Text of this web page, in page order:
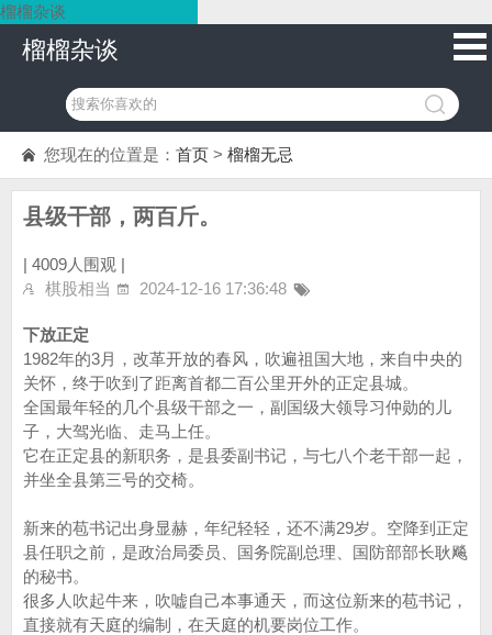
榴榴杂谈
榴榴杂谈
您现在的位置是： 首页 > 榴榴无忌
县级干部，两百斤。
| 4009人围观 |
棋股相当
2024-12-16 17:36:48
下放正定
1982年的3月，改革开放的春风，吹遍祖国大地，来自中央的
关怀，终于吹到了距离首都二百公里开外的正定县城。
全国最年轻的几个县级干部之一，副国级大领导习仲勋的儿
子，大驾光临、走马上任。
它在正定县的新职务，是县委副书记，与七八个老干部一起，
并坐全县第三号的交椅。
新来的苞书记出身显赫，年纪轻轻，还不满29岁。空降到正定
县任职之前，是政治局委员、国务院副总理、国防部部长耿飚
的秘书。
很多人吹起牛来，吹嘘自己本事通天，而这位新来的苞书记，
直接就有天庭的编制，在天庭的机要岗位工作。